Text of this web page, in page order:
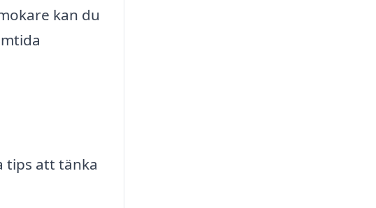
kan du
tips att tänka